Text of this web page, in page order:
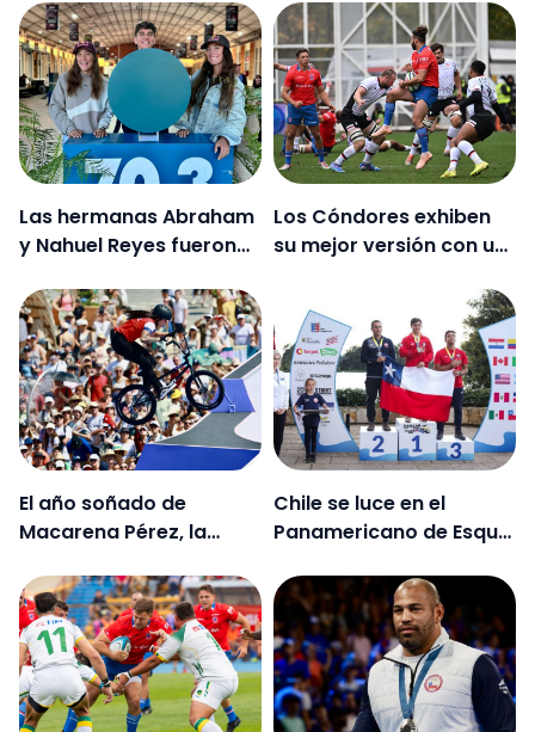
categorías del evento
Bolivarianos de
Ayacucho
Las hermanas Abraham
y Nahuel Reyes fueron
de Valdivia
Los Cóndores exhiben
su mejor versión con un
Canadá
El año soñado de
Macarena Pérez, la
Chile se luce en el
Panamericano de Esquí
medallas